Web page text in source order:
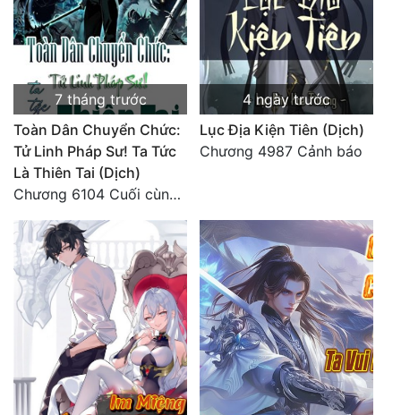
7 tháng trước
Toàn Dân Chuyển Chức:
Tử Linh Pháp Sư! Ta Tức
Là Thiên Tai (Dịch)
Chương 6104 Cuối cùng (HẾT)
4 ngày trước
Lục Địa Kiện Tiên (Dịch)
Chương 4987 Cảnh báo